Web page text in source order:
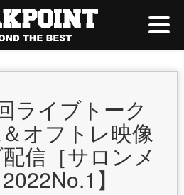
ライブトーク
＆オフトレ映像
信［サロンメ
】